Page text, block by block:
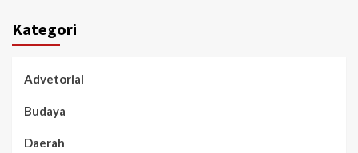
Kategori
Advetorial
Budaya
Daerah